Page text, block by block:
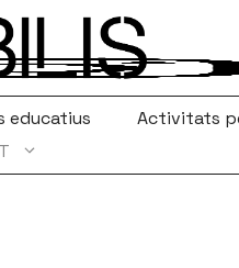
educatius Activitats